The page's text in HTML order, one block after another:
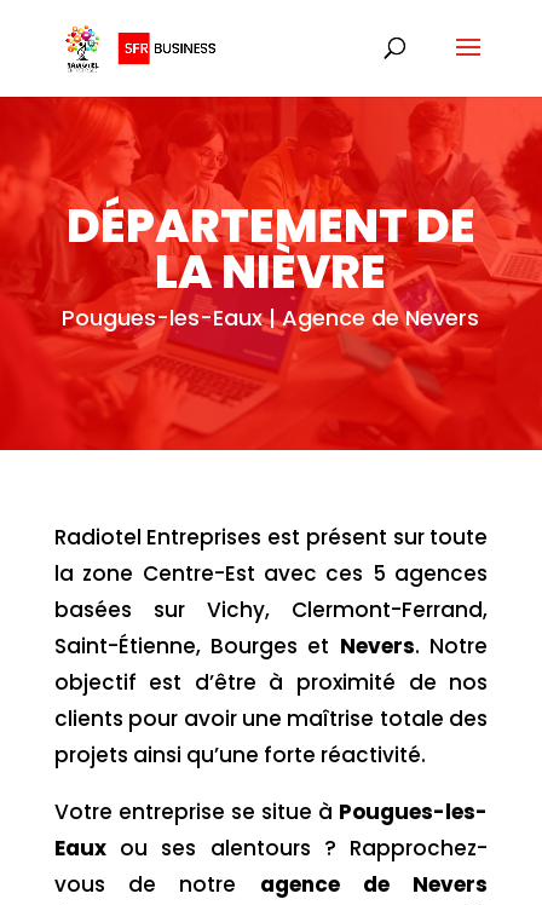
DÉPARTEMENT DE
LA NIÈVRE
Pougues-les-Eaux | Agence de Nevers
Radiotel Entreprises est présent sur toute
la zone Centre-Est avec ces 5 agences
basées sur Vichy, Clermont-Ferrand,
Saint-Étienne, Bourges et Nevers. Notre
objectif est d’être à proximité de nos
clients pour avoir une maîtrise totale des
projets ainsi qu’une forte réactivité.
Votre entreprise se situe à Pougues-les-
Eauxou ses alentours ? Rapprochez-
vous de notre agence de Nevers